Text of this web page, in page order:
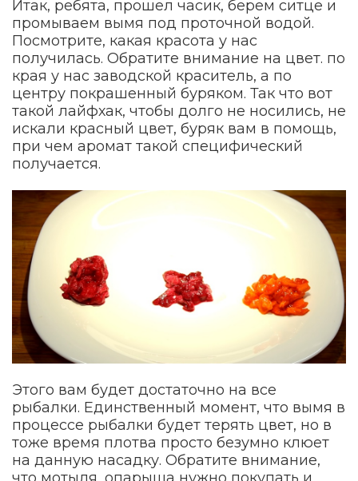
Итак, ребята, прошел часик, берем ситце и
промываем вымя под проточной водой.
Посмотрите, какая красота у нас
получилась. Обратите внимание на цвет. по
края у нас заводской краситель, а по
центру покрашенный буряком. Так что вот
такой лайфхак, чтобы долго не носились, не
искали красный цвет, буряк вам в помощь,
при чем аромат такой специфический
получается.
Этого вам будет достаточно на все
рыбалки. Единственный момент, что вымя в
процессе рыбалки будет терять цвет, но в
тоже время плотва просто безумно клюет
на данную насадку. Обратите внимание,